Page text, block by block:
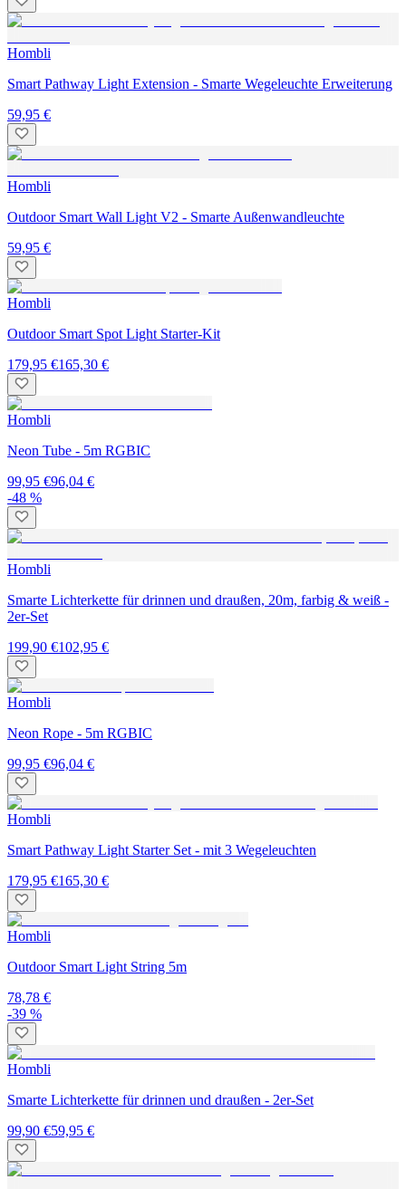
Hombli
Smart Pathway Light Extension - Smarte Wegeleuchte Erweiterung
59,95 €
Hombli
Outdoor Smart Wall Light V2 - Smarte Außenwandleuchte
59,95 €
Hombli
Outdoor Smart Spot Light Starter-Kit
179,95 €165,30 €
Hombli
Neon Tube - 5m RGBIC
99,95 €96,04 €
-48 %
Hombli
Smarte Lichterkette für drinnen und draußen, 20m, farbig & weiß -
2er-Set
199,90 €102,95 €
Hombli
Neon Rope - 5m RGBIC
99,95 €96,04 €
Hombli
Smart Pathway Light Starter Set - mit 3 Wegeleuchten
179,95 €165,30 €
Hombli
Outdoor Smart Light String 5m
78,78 €
-39 %
Hombli
Smarte Lichterkette für drinnen und draußen - 2er-Set
99,90 €59,95 €